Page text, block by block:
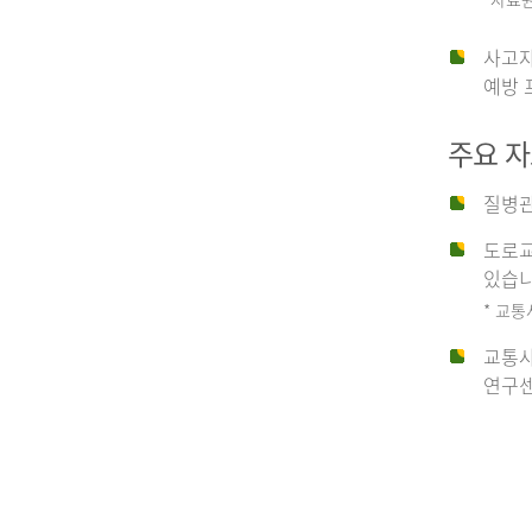
사
종
사고
예방
주요
질병
도로
있습
* 교통
교통
연구